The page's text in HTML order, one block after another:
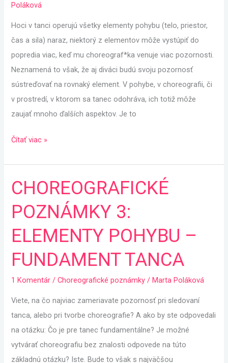
Poláková
Hoci v tanci operujú všetky elementy pohybu (telo, priestor,
čas a sila) naraz, niektorý z elementov môže vystúpiť do
popredia viac, keď mu choreograf*ka venuje viac pozornosti.
Neznamená to však, že aj diváci budú svoju pozornosť
sústreďovať na rovnaký element. V pohybe, v choreografii, či
v prostredí, v ktorom sa tanec odohráva, ich totiž môže
zaujať mnoho ďalších aspektov. Je to
Čítať viac »
CHOREOGRAFICKÉ
POZNÁMKY 3:
ELEMENTY POHYBU –
FUNDAMENT TANCA
1 Komentár /Choreografické poznámky / Marta Poláková
Viete, na čo najviac zameriavate pozornosť pri sledovaní
tanca, alebo pri tvorbe choreografie? A ako by ste odpovedali
na otázku: Čo je pre tanec fundamentálne? Je možné
vytvárať choreografiu bez znalosti odpovede na túto
základnú otázku? Iste. Bude to však s najväčšou
CHOREOGRAFICKÉ
POZNÁMKY
3:
ELEMENTY
POHYBU
–
TANCA